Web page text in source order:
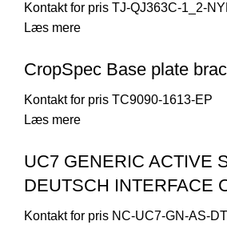
TJ-QJ363C-1_2-
Læs mere
CropSpec Base plate
TC9090-1613-EP
Læs mere
UC7 GENERIC ACTIVE
DEUTSCH INTERFACE
NC-UC7-GN-AS-DT